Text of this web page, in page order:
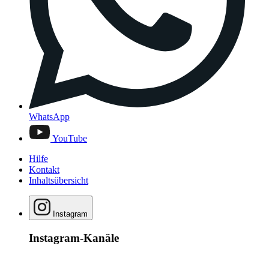
WhatsApp
YouTube
Hilfe
Kontakt
Inhaltsübersicht
Instagram
Instagram-Kanäle